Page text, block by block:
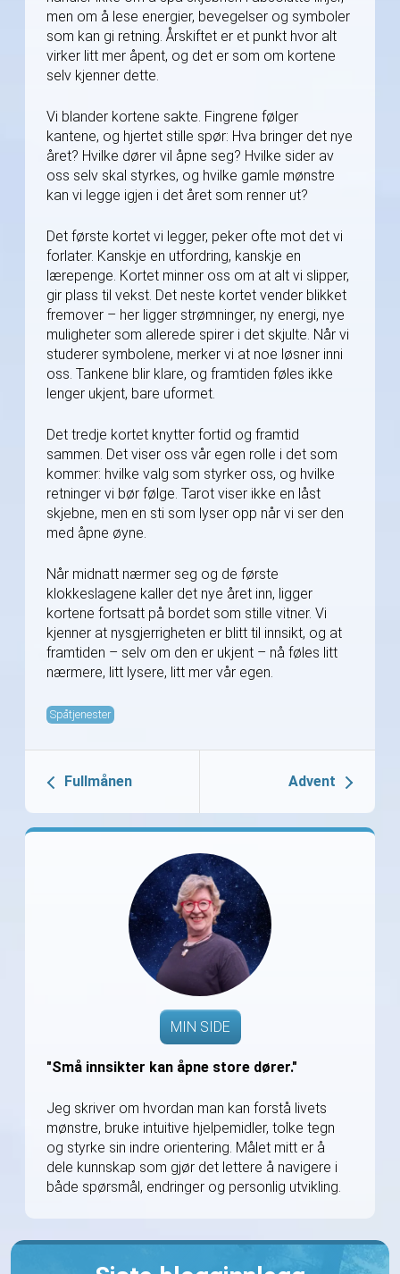
men om å lese energier, bevegelser og symboler
som kan gi retning. Årskiftet er et punkt hvor alt
virker litt mer åpent, og det er som om kortene
selv kjenner dette.
Vi blander kortene sakte. Fingrene følger
kantene, og hjertet stille spør: Hva bringer det nye
året? Hvilke dører vil åpne seg? Hvilke sider av
oss selv skal styrkes, og hvilke gamle mønstre
kan vi legge igjen i det året som renner ut?
Det første kortet vi legger, peker ofte mot det vi
forlater. Kanskje en utfordring, kanskje en
lærepenge. Kortet minner oss om at alt vi slipper,
gir plass til vekst. Det neste kortet vender blikket
fremover – her ligger strømninger, ny energi, nye
muligheter som allerede spirer i det skjulte. Når vi
studerer symbolene, merker vi at noe løsner inni
oss. Tankene blir klare, og framtiden føles ikke
lenger ukjent, bare uformet.
Det tredje kortet knytter fortid og framtid
sammen. Det viser oss vår egen rolle i det som
kommer: hvilke valg som styrker oss, og hvilke
retninger vi bør følge. Tarot viser ikke en låst
skjebne, men en sti som lyser opp når vi ser den
med åpne øyne.
Når midnatt nærmer seg og de første
klokkeslagene kaller det nye året inn, ligger
kortene fortsatt på bordet som stille vitner. Vi
kjenner at nysgjerrigheten er blitt til innsikt, og at
framtiden – selv om den er ukjent – nå føles litt
nærmere, litt lysere, litt mer vår egen.
Spåtjenester
Fullmånen Advent
MIN SIDE
"Små innsikter kan åpne store dører."
Jeg skriver om hvordan man kan forstå livets
mønstre, bruke intuitive hjelpemidler, tolke tegn
og styrke sin indre orientering. Målet mitt er å
dele kunnskap som gjør det lettere å navigere i
både spørsmål, endringer og personlig utvikling.